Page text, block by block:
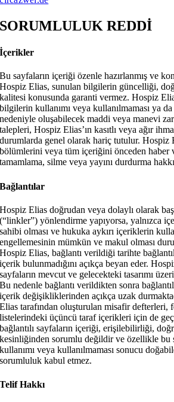
SORUMLULUK REDDİ
İçerikler
Bu sayfaların içeriği özenle hazırlanmış ve
Hospiz Elias, sunulan bilgilerin güncelliği,
kalitesi konusunda garanti vermez. Hospiz
bilgilerin kullanımı veya kullanılmaması ya
nedeniyle oluşabilecek maddi veya manevi
talepleri, Hospiz Elias’ın kasıtlı veya ağır
durumlarda genel olarak hariç tutulur. Hospiz
bölümlerini veya tüm içeriğini önceden haber
tamamlama, silme veya yayını durdurma
Bağlantılar
Hospiz Elias doğrudan veya dolaylı olarak
(“linkler”) yönlendirme yapıyorsa, yalnızca
sahibi olması ve hukuka aykırı içeriklerin
engellemesinin mümkün ve makul olması
Hospiz Elias, bağlantı verildiği tarihte
içerik bulunmadığını açıkça beyan eder.
sayfaların mevcut ve gelecekteki tasarımı
Bu nedenle bağlantı verildikten sonra
içerik değişikliklerinden açıkça uzak
Elias tarafından oluşturulan misafir defterleri,
listelerindeki üçüncü taraf içerikleri için de
bağlantılı sayfaların içeriği, erişilebilirliği,
kesinliğinden sorumlu değildir ve özellikle bu
kullanımı veya kullanılmaması sonucu
sorumluluk kabul etmez.
Telif Hakkı